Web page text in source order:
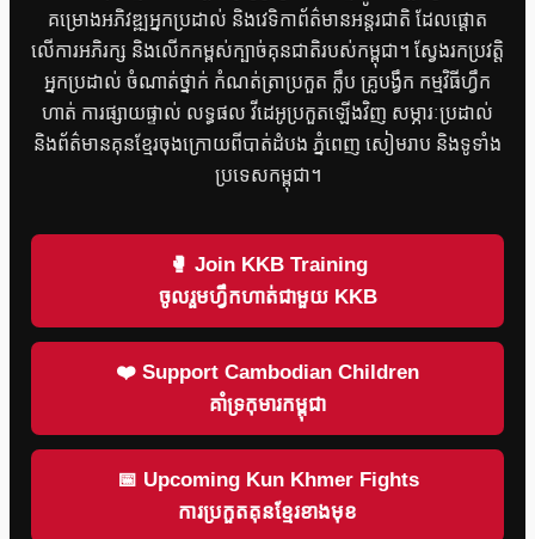
គម្រោងអភិវឌ្ឍអ្នកប្រដាល់ និងវេទិកាព័ត៌មានអន្តរជាតិ ដែលផ្តោត
លើការអភិរក្ស និងលើកកម្ពស់ក្បាច់គុនជាតិរបស់កម្ពុជា។ ស្វែងរកប្រវត្តិ
អ្នកប្រដាល់ ចំណាត់ថ្នាក់ កំណត់ត្រាប្រកួត ក្លឹប គ្រូបង្វឹក កម្មវិធីហ្វឹក
ហាត់ ការផ្សាយផ្ទាល់ លទ្ធផល វីដេអូប្រកួតឡើងវិញ សម្ភារៈប្រដាល់
និងព័ត៌មានគុនខ្មែរចុងក្រោយពីបាត់ដំបង ភ្នំពេញ សៀមរាប និងទូទាំង
ប្រទេសកម្ពុជា។
🥊 Join KKB Training
ចូលរួមហ្វឹកហាត់ជាមួយ KKB
❤️ Support Cambodian Children
គាំទ្រកុមារកម្ពុជា
📅 Upcoming Kun Khmer Fights
ការប្រកួតគុនខ្មែរខាងមុខ